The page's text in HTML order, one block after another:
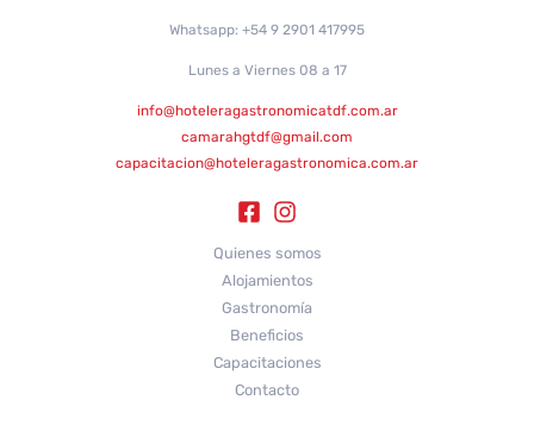
Whatsapp: +54 9 2901 417995
Lunes a Viernes 08 a 17
info@hoteleragastronomicatdf.com.ar
camarahgtdf@gmail.com
capacitacion@hoteleragastronomica.com.ar
Quienes somos
Alojamientos
Gastronomía
Beneficios
Capacitaciones
Contacto